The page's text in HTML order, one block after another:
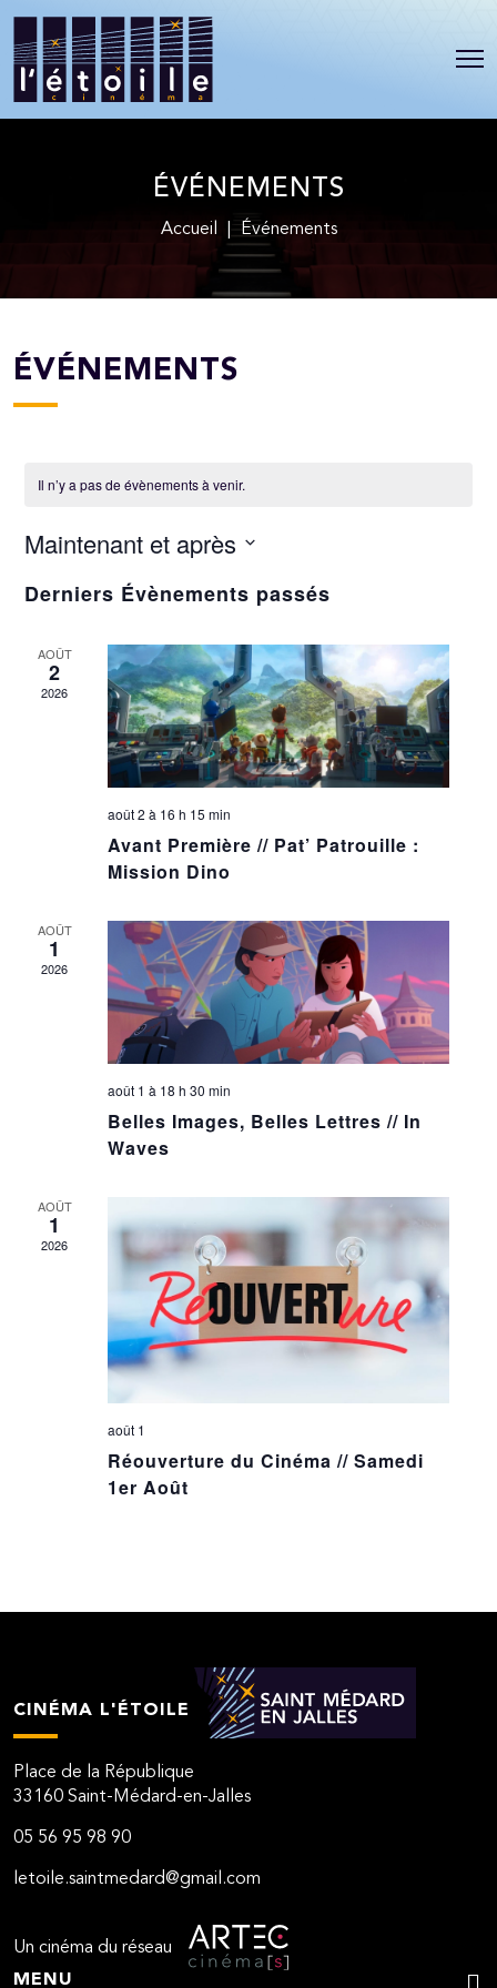
ÉVÉNEMENTS
Accueil Événements
ÉVÉNEMENTS
Il n’y a pas de évènements à venir.
Navigation
par
consultations
Navigation
de
vues
évènement
Maintenant et après
une
Derniers Évènements passés
AOÛT
2
2026
août 2 à 16 h 15 min
Avant Première // Pat’ Patrouille :
Mission Dino
AOÛT
1
2026
août 1 à 18 h 30 min
Belles Images, Belles Lettres // In
Waves
AOÛT
1
2026
août 1
Réouverture du Cinéma // Samedi
1er Août
CINÉMA L'ÉTOILE
Place de la République
33160 Saint-Médard-en-Jalles
05 56 95 98 90
letoile.saintmedard@gmail.com
Un cinéma du réseau
MENU